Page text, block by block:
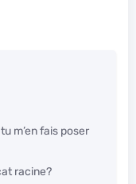
m’en fais poser
racine?